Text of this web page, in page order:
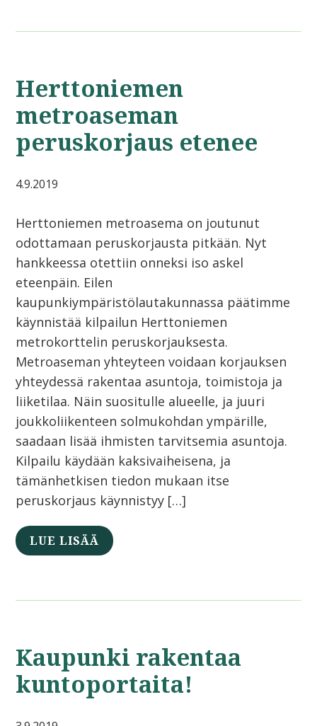
Herttoniemen
metroaseman
peruskorjaus etenee
4.9.2019
Herttoniemen metroasema on joutunut
odottamaan peruskorjausta pitkään. Nyt
hankkeessa otettiin onneksi iso askel
eteenpäin. Eilen
kaupunkiympäristölautakunnassa päätimme
käynnistää kilpailun Herttoniemen
metrokorttelin peruskorjauksesta.
Metroaseman yhteyteen voidaan korjauksen
yhteydessä rakentaa asuntoja, toimistoja ja
liiketilaa. Näin suositulle alueelle, ja juuri
joukkoliikenteen solmukohdan ympärille,
saadaan lisää ihmisten tarvitsemia asuntoja.
Kilpailu käydään kaksivaiheisena, ja
tämänhetkisen tiedon mukaan itse
peruskorjaus käynnistyy […]
LUE LISÄÄ
Kaupunki rakentaa
kuntoportaita!